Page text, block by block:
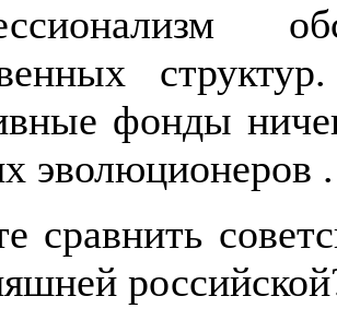
фонды
эволюционеров .
сравнить